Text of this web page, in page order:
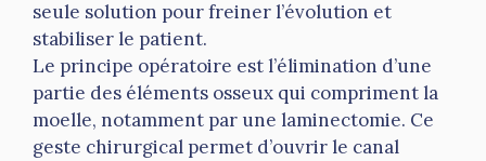
seule solution pour freiner l’évolution et
stabiliser le patient.
Le principe opératoire est l’élimination d’une
partie des éléments osseux qui compriment la
moelle, notamment par une laminectomie. Ce
geste chirurgical permet d’ouvrir le canal